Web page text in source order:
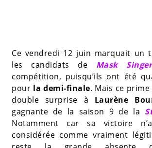
Ce vendredi 12 juin marquait un
les candidats de Mask Singer
compétition, puisqu’ils ont été
pour la demi-finale. Mais ce
double surprise à Laurène
gagnante de la saison 9 de la
Notamment car sa victoire
considérée comme vraiment